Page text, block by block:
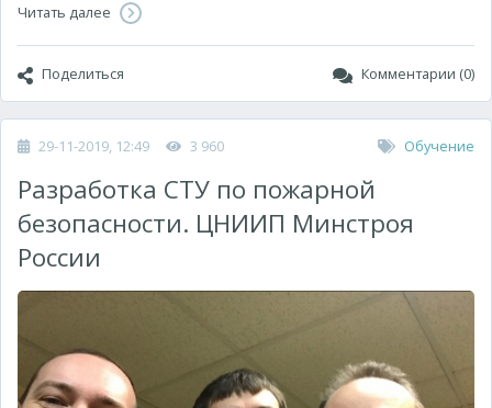
Читать далее
Поделиться Комментарии (0)
29-11-2019, 12:49 3 960 Обучение
Разработка СТУ по пожарной
безопасности. ЦНИИП Минстроя
России